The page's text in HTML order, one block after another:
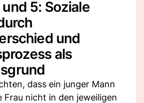
5: Soziale
und
als
dass ein junger Mann
Frau nicht in den jeweiligen